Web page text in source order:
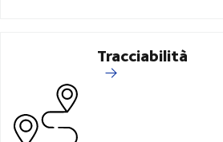
Tracciabilità